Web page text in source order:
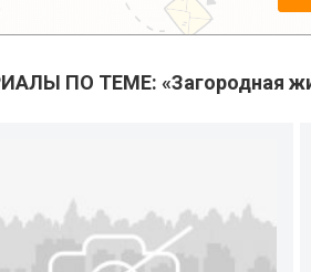
ПО ТЕМЕ: «Загородная